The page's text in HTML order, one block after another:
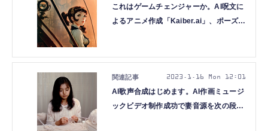
これはゲームチェンジャーか。AI呪文に
よるアニメ作成「Kaiber.ai」、ポーズか
AI歌声合成はじめます。AI作画ミュージ
ックビデオ制作成功で妻音源を次の段階
2023.1.16 Mon 12:01